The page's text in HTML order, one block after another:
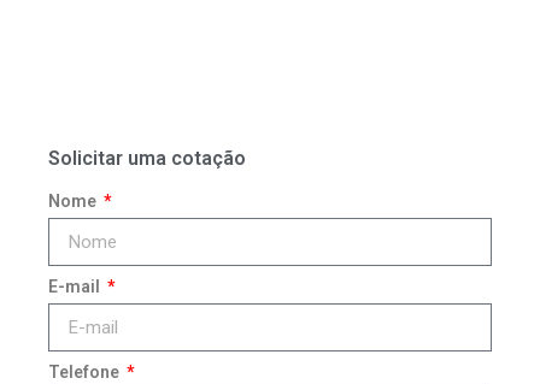
Solicitar uma cotação
Nome
E-mail
Telefone